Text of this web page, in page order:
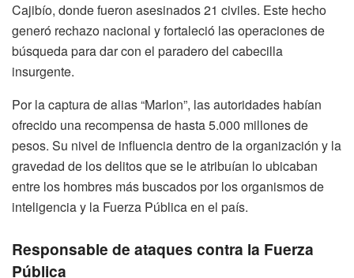
Cajibío, donde fueron asesinados 21 civiles. Este hecho
generó rechazo nacional y fortaleció las operaciones de
búsqueda para dar con el paradero del cabecilla
insurgente.
Por la captura de alias “Marlon”, las autoridades habían
ofrecido una recompensa de hasta 5.000 millones de
pesos. Su nivel de influencia dentro de la organización y la
gravedad de los delitos que se le atribuían lo ubicaban
entre los hombres más buscados por los organismos de
inteligencia y la Fuerza Pública en el país.
Responsable de ataques contra la Fuerza
Pública